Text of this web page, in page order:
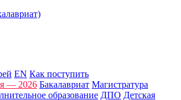
EN Как поступить
— 2026 Бакалавриат Магистратура
образование ДПО Детская